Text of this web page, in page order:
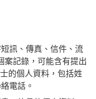
訊、傳真、信件、流
案記錄，可能含有提出
的個人資料，包括姓
電話。